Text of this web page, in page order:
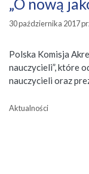
„O nową
30 października 2017
Polska Komisja
nauczycieli”, które
nauczycieli oraz
Kategorie
Aktualności